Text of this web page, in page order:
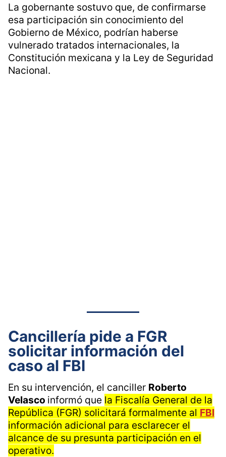
La gobernante sostuvo que, de confirmarse
esa participación sin conocimiento del
Gobierno de México, podrían haberse
vulnerado tratados internacionales, la
Constitución mexicana y la Ley de Seguridad
Nacional.
Cancillería pide a FGR
solicitar información del
caso al FBI
En su intervención, el canciller Roberto
Velasco informó que la Fiscalía General de la
República (FGR) solicitará formalmente al FBI
información adicional para esclarecer el
alcance de su presunta participación en el
operativo.